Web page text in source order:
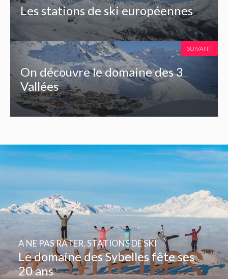
Les stations de ski européennes
On découvre le domaine des 3
Vallées
SUIVANT
Le domaine des Sybelles fête ses
20 ans
A NE PAS RATER,STATIONS DE SKI